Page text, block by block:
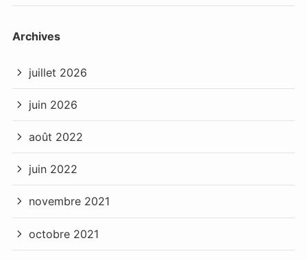
Archives
juillet 2026
juin 2026
août 2022
juin 2022
novembre 2021
octobre 2021